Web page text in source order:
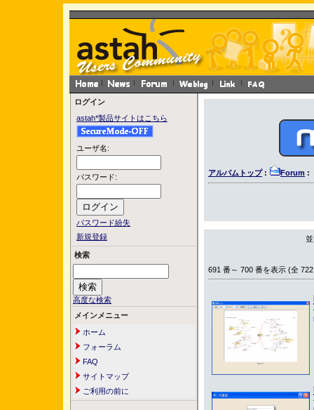
ログイン
astah*製品サイトはこちら
ユーザ名:
パスワード:
パスワード紛失
新規登録
検索
高度な検索
メインメニュー
ホーム
フォーラム
FAQ
サイトマップ
ご利用の前に
アルバムトップ: Forum :
691 番～ 700 番を表示 (全